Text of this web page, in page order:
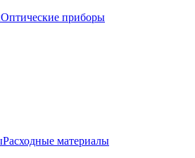
Оптические приборы
Расходные материалы